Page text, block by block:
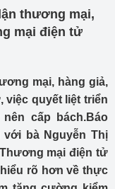
thương mại,
mại điện tử
mại, hàng giả,
việc quyết liệt triển
cấp bách.Báo
bà Nguyễn Thị
mại điện tử
rõ hơn về thực